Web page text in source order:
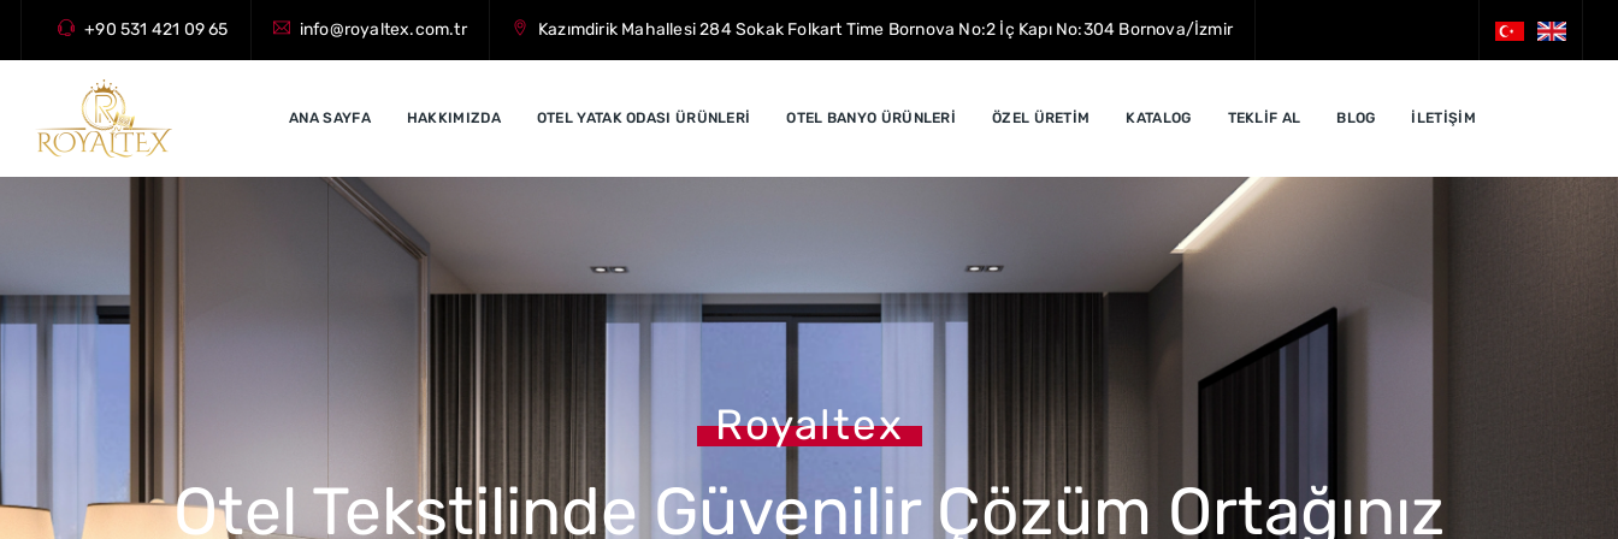
+90 531 421 09 65 info@royaltex.com.tr Kazımdirik Mahallesi 284 Sokak Folkart Time Bornova No:2 İç Kapı No:304 Bornova/İzmir
ANA SAYFA HAKKIMIZDA OTEL YATAK ODASI ÜRÜNLERİ OTEL BANYO ÜRÜNLERİ ÖZEL ÜRETİM KATALOG TEKLİF AL BLOG İLETİŞİM
Royaltex
Oteller İçin Toptan Tekstil Üretimi
Royaltex
Otel Tekstilinde Güvenilir Çözüm Ortağınız
Royaltex
Yüksek Kapasite, Kesintisiz Üretim
Royaltex
İhtiyacınıza Özel Otel Tekstil Çözümleri